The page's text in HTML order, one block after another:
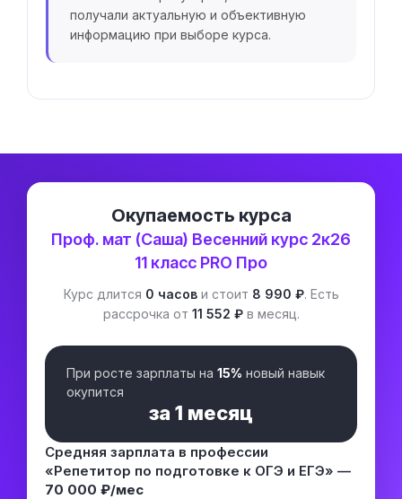
получали актуальную и объективную
информацию при выборе курса.
Окупаемость курса
Проф. мат (Саша) Весенний курс 2к26
11 класс PRO Про
Курс длится 0 часови стоит 8 990 ₽. Есть
рассрочка от 11 552 ₽в месяц.
При росте зарплаты на 15% новый навык
окупится
за 1 месяц
Средняя зарплата в профессии
«Репетитор по подготовке к ОГЭ и ЕГЭ» —
70 000 ₽/мес